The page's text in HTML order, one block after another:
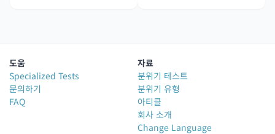
도움
Specialized Tests
문의하기
FAQ
자료
분위기 테스트
분위기 유형
아티클
회사 소개
Change Language